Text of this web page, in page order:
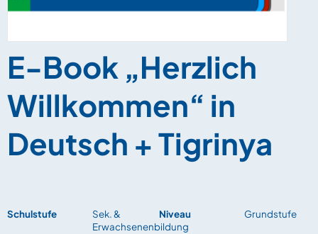
E-Book „Herzlich
Willkommen“ in
Deutsch + Tigrinya
Schulstufe
Sek. &
Erwachsenenbildung
Niveau Grundstufe